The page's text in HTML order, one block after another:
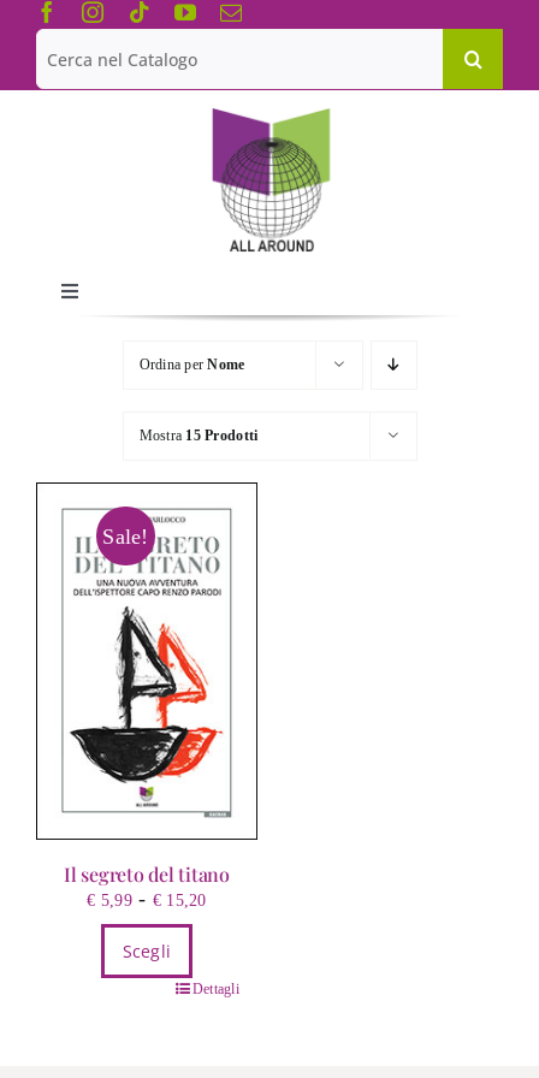
Salta
contenuto
Cerca
per:
Toggle
Navigation
Chi siamo
Le Collane
Catalogo
Ordina perNome
Mostra 15 Prodotti
Sale!
Il segreto del titano
€ 5,99 - € 15,20Fascia
da
Scegli
Dettagli